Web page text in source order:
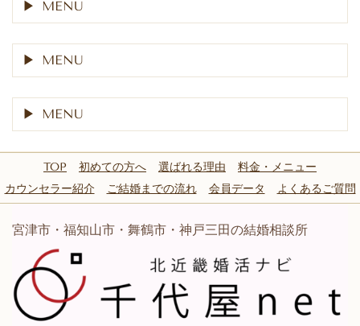
MENU
MENU
MENU
TOP 初めての方へ 選ばれる理由
料金・メニュー
カウンセラー紹介
ご結婚までの流れ 会員データ よくあるご質問
宮津市・福知山市・舞鶴市・神戸三田の結婚相談所